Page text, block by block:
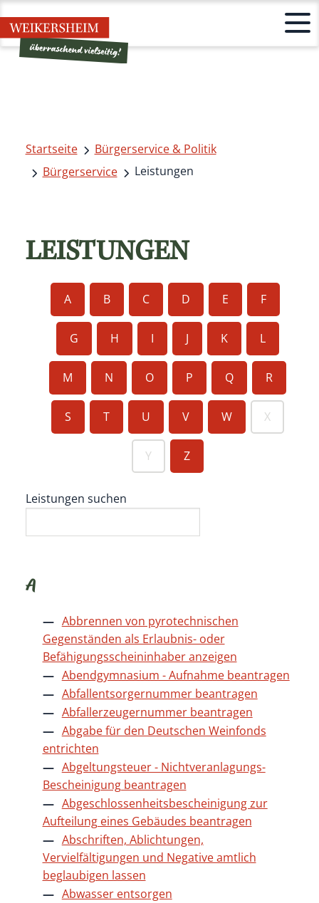
Startseite
Bürgerservice & Politik
Bürgerservice
Leistungen
LEISTUNGEN
A B C D E F
G H I J K L
M N O P Q R
S T U V W X
Y Z
Leistungen suchen
A
Abbrennen von pyrotechnischen
Gegenständen als Erlaubnis- oder
Befähigungsscheininhaber anzeigen
Abendgymnasium - Aufnahme beantragen
Abfallentsorgernummer beantragen
Abfallerzeugernummer beantragen
Abgabe für den Deutschen Weinfonds
entrichten
Abgeltungsteuer - Nichtveranlagungs-
Bescheinigung beantragen
Abgeschlossenheitsbescheinigung zur
Aufteilung eines Gebäudes beantragen
Abschriften, Ablichtungen,
Vervielfältigungen und Negative amtlich
beglaubigen lassen
Abwasser entsorgen